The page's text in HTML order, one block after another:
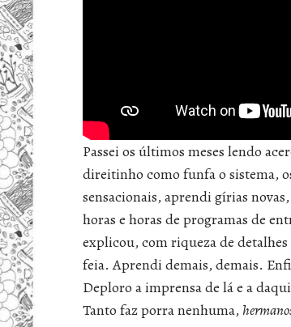
Passei os últimos meses lendo
direitinho como funfa o sistema,
sensacionais, aprendi gírias
horas e horas de programas de
explicou, com riqueza de
feia. Aprendi demais, demais.
Deploro a imprensa de lá e a
Tanto faz porra nenhuma,